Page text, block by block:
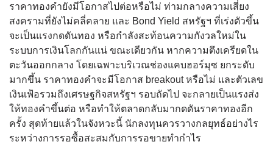
ราคาทองคำยังมีโอกาสไปต่อหรือไม่ ท่ามกลางความเสี่ยง
สงครามที่ยังไม่คลี่คลาย และ Bond Yield สหรัฐฯ ที่เร่งตัวขึ้น
จะเป็นแรงกดดันทอง หรือกำลังสะท้อนความกังวลใหม่ใน
ระบบการเงินโลกกันแน่ ขณะเดียวกัน หากความตึงเครียดใน
ตะวันออกกลาง โดยเฉพาะบริเวณช่องแคบฮอร์มุซ ยกระดับ
มากขึ้น ราคาทองคำจะมีโอกาส breakout หรือไม่ และตัวเลข
เงินเฟ้อรวมถึงเศรษฐกิจสหรัฐฯ รอบถัดไป จะกลายเป็นแรงส่ง
ให้ทองคำขึ้นต่อ หรือทำให้ตลาดกลับมากดดันราคาทองอีก
ครั้ง สุดท้ายแล้วในจังหวะนี้ นักลงทุนควรวางกลยุทธ์อย่างไร
ระหว่างการรอซื้อสะสมกับการรอขายทำกำไร